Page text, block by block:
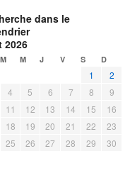
dans le
2026
M M J V S D
1
2
4 5 6 7 8
9
11 12 13 14 15
16
18 19 20 21 22
23
25 26 27 28 29
30